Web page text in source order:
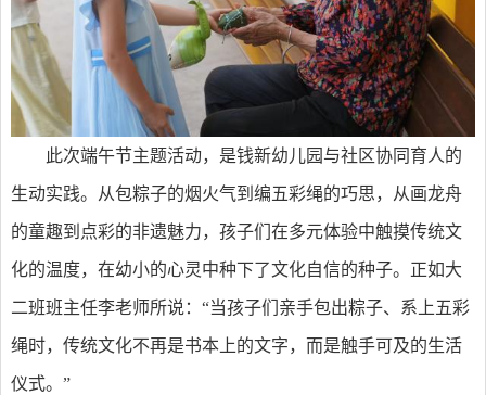
此次端午节主题活动，是钱新幼儿园与社区协同育人的
生动实践。从包粽子的烟火气到编五彩绳的巧思，从画龙舟
的童趣到点彩的非遗魅力，孩子们在多元体验中触摸传统文
化的温度，在幼小的心灵中种下了文化自信的种子。正如大
二班班主任李老师所说：“当孩子们亲手包出粽子、系上五彩
绳时，传统文化不再是书本上的文字，而是触手可及的生活
仪式。”